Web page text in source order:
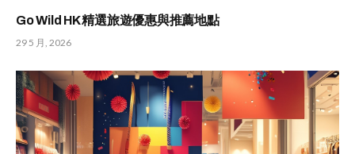
Go Wild HK 精選旅遊優惠與推薦地點
29 5 月, 2026